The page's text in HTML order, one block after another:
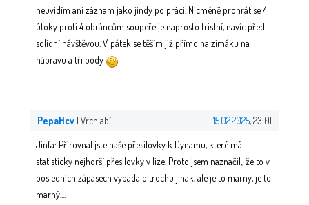
neuvidím ani záznam jako jindy po práci. Nicméně prohrát se 4
útoky proti 4 obráncům soupeře je naprosto tristní, navíc před
solidní návštěvou. V pátek se těším již přímo na zimáku na
nápravu a tři body
PepaHcv | Vrchlabí 15.02.2025, 23:01
Jinfa: Přirovnal jste naše přesilovky k Dynamu, které má
statisticky nejhorší přesilovky v lize. Proto jsem naznačil,, že to v
posledních zápasech vypadalo trochu jinak, ale je to marný, je to
marný....